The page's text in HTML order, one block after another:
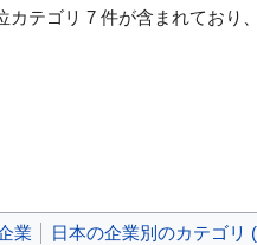
カテゴリ 7 件が含まれており
業 日本の企業別のカテゴリ